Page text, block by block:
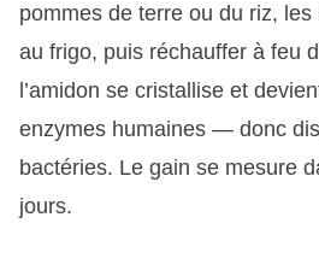
pommes de terre ou du riz,
au frigo, puis réchauffer à feu
l’amidon se cristallise et
enzymes humaines — donc
bactéries. Le gain se mesure
jours.